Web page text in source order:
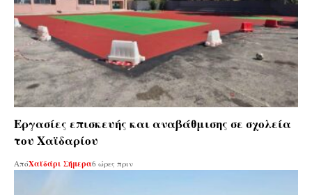
Εργασίες επισκευής και αναβάθμισης σε σχολεία
του Χαϊδαρίου
ΑπόΧαϊδάρι Σήμερα6 ώρες πριν